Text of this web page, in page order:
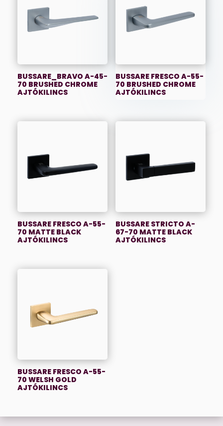
BUSSARE_BRAVO A-45-
70 BRUSHED CHROME
AJTÓKILINCS
BUSSARE FRESCO A-55-
70 BRUSHED CHROME
AJTÓKILINCS
BUSSARE FRESCO A-55-
70 MATTE BLACK
AJTÓKILINCS
BUSSARE STRICTO A-
67-70 MATTE BLACK
AJTÓKILINCS
BUSSARE FRESCO A-55-
70 WELSH GOLD
AJTÓKILINCS